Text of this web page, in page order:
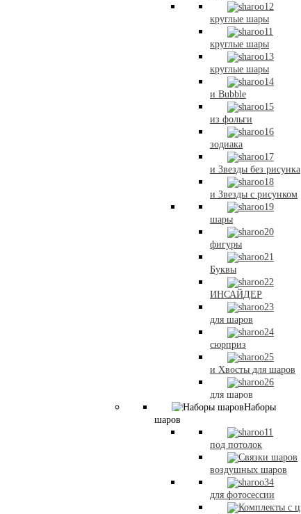
круглые шары
круглые шары
круглые шары
и Bubble
из фольги
зодиака
и Звезды без рисунка
и Звезды с рисунком
шары
фигуры
Буквы
ИНСАЙДЕР
для шаров
сюрприз
и Хвосты для шаров
для шаров
Наборы
шаров
под потолок
воздушных шаров
для фотосессии